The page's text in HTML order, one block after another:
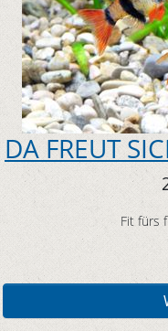
DA FREUT
Fit fürs